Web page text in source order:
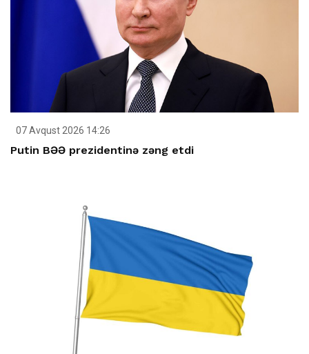
07 Avqust 2026 14:26
Putin BƏƏ prezidentinə zəng etdi